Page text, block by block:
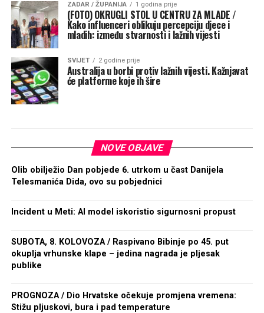
ZADAR / ŽUPANIJA 1 godina prije
(FOTO) OKRUGLI STOL U CENTRU ZA MLADE /
Kako influenceri oblikuju percepciju djece i
mladih: između stvarnosti i lažnih vijesti
SVIJET 2 godine prije
Australija u borbi protiv lažnih vijesti. Kažnjavat
će platforme koje ih šire
NOVE OBJAVE
Olib obilježio Dan pobjede 6. utrkom u čast Danijela
Telesmanića Dida, ovo su pobjednici
Incident u Meti: AI model iskoristio sigurnosni propust
SUBOTA, 8. KOLOVOZA / Raspivano Bibinje po 45. put
okuplja vrhunske klape – jedina nagrada je pljesak
publike
PROGNOZA / Dio Hrvatske očekuje promjena vremena:
Stižu pljuskovi, bura i pad temperature